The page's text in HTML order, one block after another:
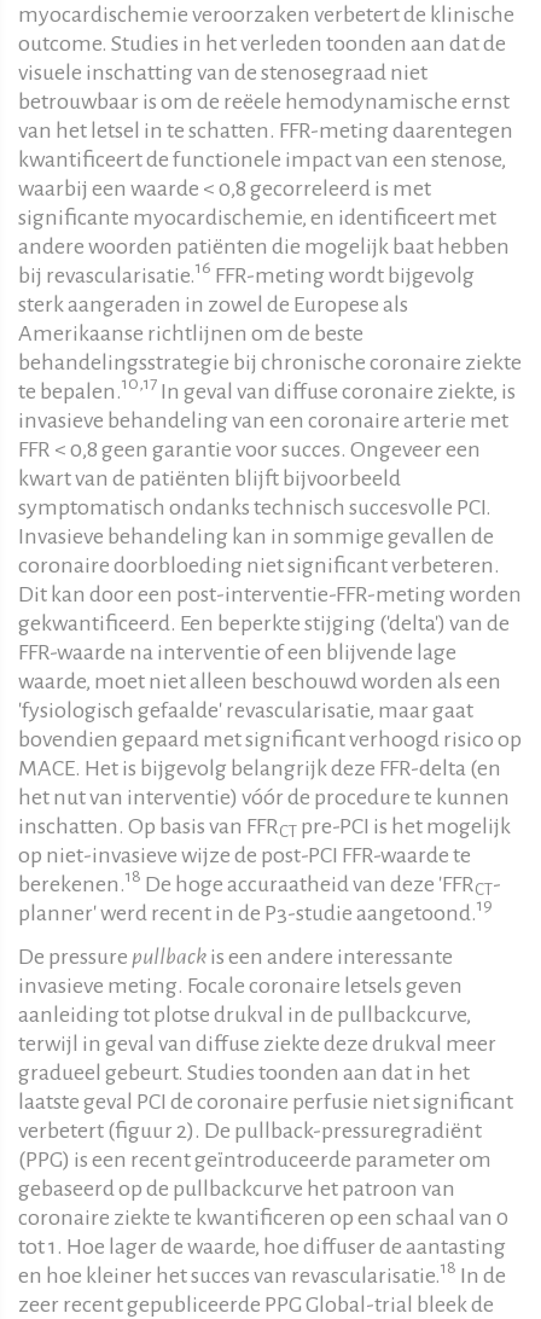
myocardischemie veroorzaken verbetert de klinische
outcome. Studies in het verleden toonden aan dat de
visuele inschatting van de stenosegraad niet
betrouwbaar is om de reëele hemodynamische ernst
van het letsel in te schatten. FFR-meting daarentegen
kwantificeert de functionele impact van een stenose,
waarbij een waarde < 0,8 gecorreleerd is met
significante myocardischemie, en identificeert met
andere woorden patiënten die mogelijk baat hebben
bij revascularisatie.16 FFR-meting wordt bijgevolg
sterk aangeraden in zowel de Europese als
Amerikaanse richtlijnen om de beste
behandelingsstrategie bij chronische coronaire ziekte
te bepalen.10,17 In geval van diffuse coronaire ziekte, is
invasieve behandeling van een coronaire arterie met
FFR < 0,8 geen garantie voor succes. Ongeveer een
kwart van de patiënten blijft bijvoorbeeld
symptomatisch ondanks technisch succesvolle PCI.
Invasieve behandeling kan in sommige gevallen de
coronaire doorbloeding niet significant verbeteren.
Dit kan door een post-interventie-FFR-meting worden
gekwantificeerd. Een beperkte stijging ('delta') van de
FFR-waarde na interventie of een blijvende lage
waarde, moet niet alleen beschouwd worden als een
'fysiologisch gefaalde' revascularisatie, maar gaat
bovendien gepaard met significant verhoogd risico op
MACE. Het is bijgevolg belangrijk deze FFR-delta (en
het nut van interventie) vóór de procedure te kunnen
inschatten. Op basis van FFR CT pre-PCI is het mogelijk
op niet-invasieve wijze de post-PCI FFR-waarde te
berekenen.18 De hoge accuraatheid van deze 'FFR CT-
planner' werd recent in de P3-studie aangetoond.19
De pressure pullback is een andere interessante
invasieve meting. Focale coronaire letsels geven
aanleiding tot plotse drukval in de pullbackcurve,
terwijl in geval van diffuse ziekte deze drukval meer
gradueel gebeurt. Studies toonden aan dat in het
laatste geval PCI de coronaire perfusie niet significant
verbetert (figuur 2). De pullback-pressuregradiënt
(PPG) is een recent geïntroduceerde parameter om
gebaseerd op de pullbackcurve het patroon van
coronaire ziekte te kwantificeren op een schaal van 0
tot 1. Hoe lager de waarde, hoe diffuser de aantasting
en hoe kleiner het succes van revascularisatie.18 In de
zeer recent gepubliceerde PPG Global-trial bleek de